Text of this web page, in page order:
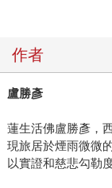
作者
盧勝彥
蓮生活佛盧勝彥，
現旅居於煙雨微微
以實證和慈悲勾勒